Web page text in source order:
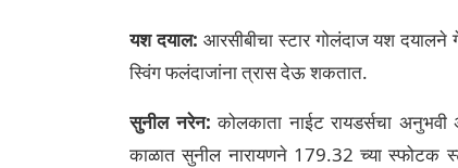
यश दयाल: आरसीबीचा स्टार गोलंदाज यश
स्विंग फलंदाजांना त्रास देऊ शकतात.
सुनील नरेन: कोलकाता नाईट रायडर्सचा
काळात सुनील नारायणने 179.32 च्या